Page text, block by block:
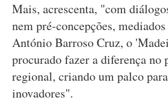
Mais, acrescenta, "com
nem pré-concepções,
António Barroso Cruz, o
procurado fazer a diferença no
regional, criando um palco
inovadores".